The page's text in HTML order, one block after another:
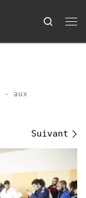
Search
-
aux
Suivant